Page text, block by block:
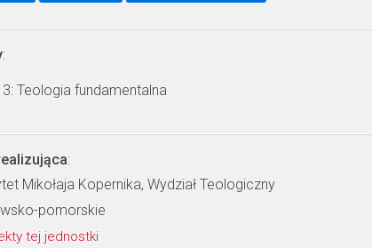
:
Teologia fundamentalna
:
Mikołaja Kopernika, Wydział Teologiczny
pomorskie
tej jednostki